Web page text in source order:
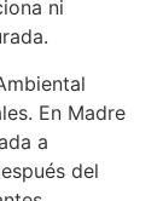
ni
En Madre
a
del